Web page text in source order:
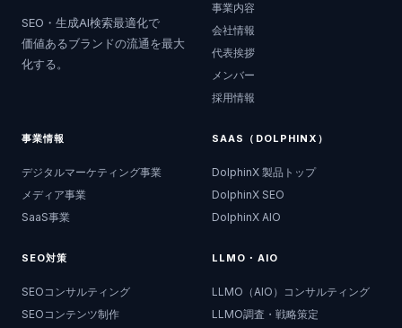
SEO・生成AI検索最適化で
価値あるブランドの流通を最大
化する。
事業内容
会社情報
代表挨拶
メンバー
採用情報
事業情報
デジタルマーケティング事業
メディア事業
SaaS事業
SAAS（DOLPHINX）
DolphinX 製品トップ
DolphinX SEO
DolphinX AIO
SEO対策
SEOコンサルティング
SEOコンテンツ制作
LLMO・AIO
LLMO（AIO）コンサルティング
LLMO調査・戦略策定